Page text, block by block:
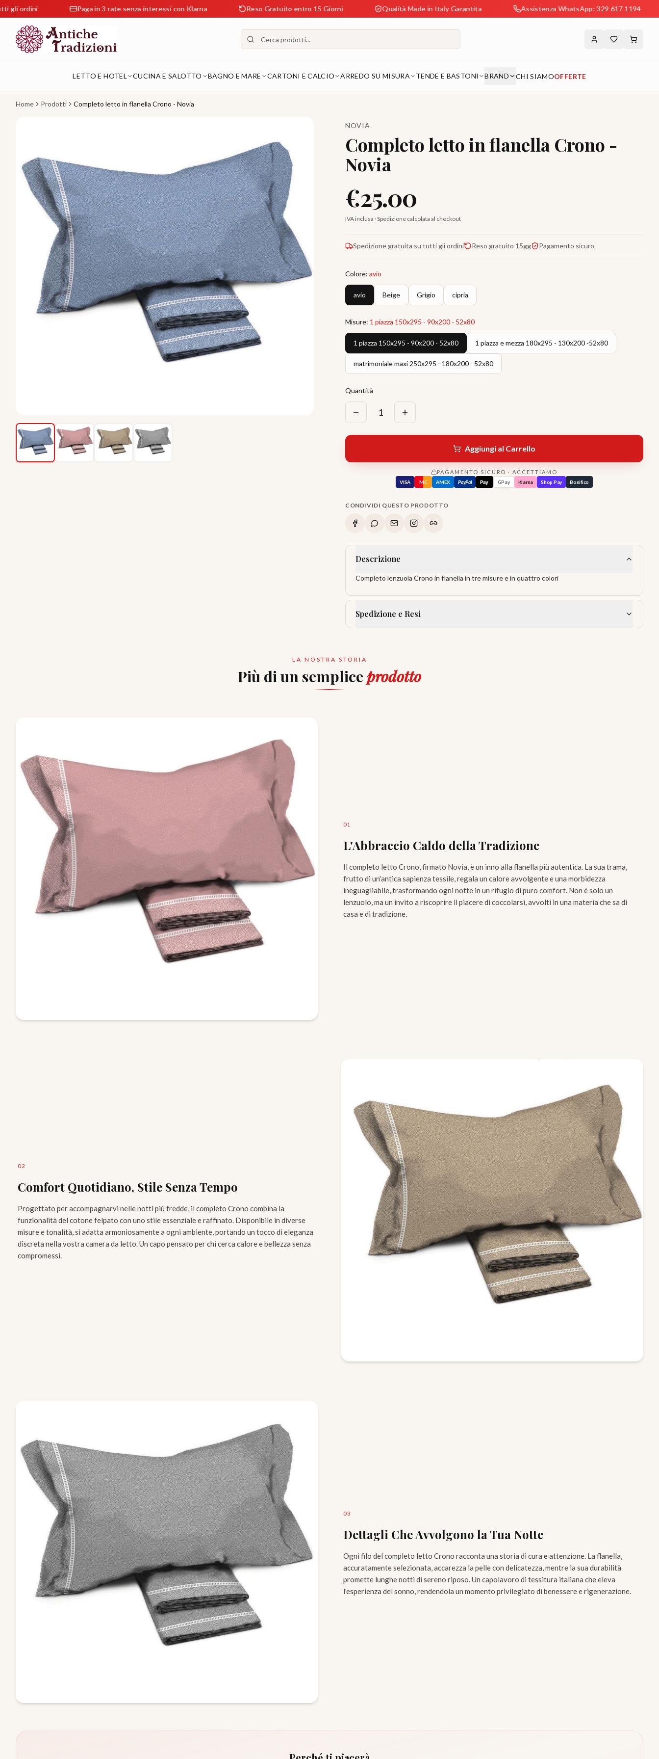
Paga in 3 rate senza interessi con Klarna Reso Gratuito entro 15 Giorni Qualità Made in Italy Garantita Assistenza WhatsApp: 329 617 1194
LETTO E HOTEL CUCINA E SALOTTO BAGNO E MARE CARTONI E CALCIO ARREDO SU MISURA TENDE E BASTONI BRAND CHI SIAMOOFFERTE
Home Prodotti Completo letto in flanella Crono - Novia
NOVIA
Completo letto in flanella Crono -
Novia
€25.00
IVA inclusa · Spedizione calcolata al checkout
Spedizione gratuita su tutti gli ordini Reso gratuito 15gg Pagamento sicuro
Colore: avio
avio Beige Grigio cipria
Misure: 1 piazza 150x295 - 90x200 - 52x80
1 piazza 150x295 - 90x200 - 52x80 1 piazza e mezza 180x295 - 130x200 -52x80
matrimoniale maxi 250x295 - 180x200 - 52x80
Quantità
1
Aggiungi al Carrello
PAGAMENTO SICURO · ACCETTIAMO
VISA MC AMEX PayPal Pay GPay Klarna Shop Pay Bonifico
CONDIVIDI QUESTO PRODOTTO
Descrizione
Completo lenzuola Crono in flanella in tre misure e in quattro colori
Spedizione e Resi
LA NOSTRA STORIA
Più di un semplice prodotto
01
L'Abbraccio Caldo della Tradizione
Il completo letto Crono, firmato Novia, è un inno alla flanella più autentica. La sua trama,
frutto di un'antica sapienza tessile, regala un calore avvolgente e una morbidezza
ineguagliabile, trasformando ogni notte in un rifugio di puro comfort. Non è solo un
lenzuolo, ma un invito a riscoprire il piacere di coccolarsi, avvolti in una materia che sa di
casa e di tradizione.
02
Comfort Quotidiano, Stile Senza Tempo
Progettato per accompagnarvi nelle notti più fredde, il completo Crono combina la
funzionalità del cotone felpato con uno stile essenziale e raffinato. Disponibile in diverse
misure e tonalità, si adatta armoniosamente a ogni ambiente, portando un tocco di eleganza
discreta nella vostra camera da letto. Un capo pensato per chi cerca calore e bellezza senza
compromessi.
03
Dettagli Che Avvolgono la Tua Notte
Ogni filo del completo letto Crono racconta una storia di cura e attenzione. La flanella,
accuratamente selezionata, accarezza la pelle con delicatezza, mentre la sua durabilità
promette lunghe notti di sereno riposo. Un capolavoro di tessitura italiana che eleva
l'esperienza del sonno, rendendola un momento privilegiato di benessere e rigenerazione.